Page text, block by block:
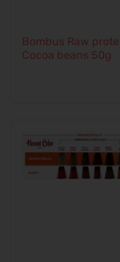
Bombus Raw
Cocoa beans 50g